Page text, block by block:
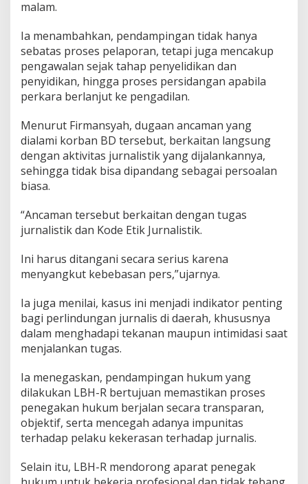
malam.
Ia menambahkan, pendampingan tidak hanya
sebatas proses pelaporan, tetapi juga mencakup
pengawalan sejak tahap penyelidikan dan
penyidikan, hingga proses persidangan apabila
perkara berlanjut ke pengadilan.
Menurut Firmansyah, dugaan ancaman yang
dialami korban BD tersebut, berkaitan langsung
dengan aktivitas jurnalistik yang dijalankannya,
sehingga tidak bisa dipandang sebagai persoalan
biasa.
“Ancaman tersebut berkaitan dengan tugas
jurnalistik dan Kode Etik Jurnalistik.
Ini harus ditangani secara serius karena
menyangkut kebebasan pers,”ujarnya.
Ia juga menilai, kasus ini menjadi indikator penting
bagi perlindungan jurnalis di daerah, khususnya
dalam menghadapi tekanan maupun intimidasi saat
menjalankan tugas.
Ia menegaskan, pendampingan hukum yang
dilakukan LBH-R bertujuan memastikan proses
penegakan hukum berjalan secara transparan,
objektif, serta mencegah adanya impunitas
terhadap pelaku kekerasan terhadap jurnalis.
Selain itu, LBH-R mendorong aparat penegak